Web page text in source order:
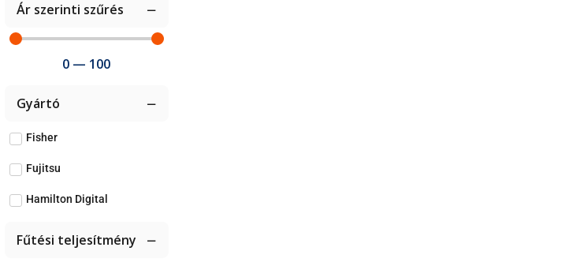
Ár szerinti szűrés
0 — 100
Gyártó
Fisher
Fujitsu
Hamilton Digital
Fűtési teljesítmény